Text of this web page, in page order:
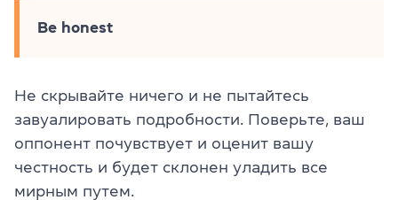
Be honest
Не скрывайте ничего и не пытайтесь
завуалировать подробности. Поверьте, ваш
оппонент почувствует и оценит вашу
честность и будет склонен уладить все
мирным путем.